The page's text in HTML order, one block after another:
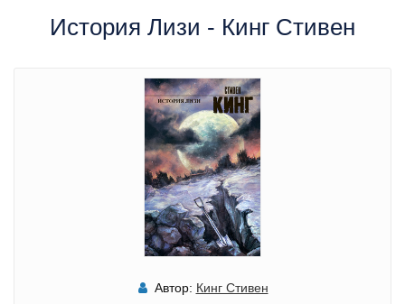
История Лизи - Кинг Стивен
Автор: Кинг Стивен